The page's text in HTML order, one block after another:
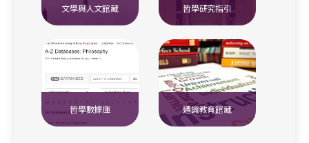
文學與人文館藏 哲學研究指引
哲學數據庫 通識教育館藏